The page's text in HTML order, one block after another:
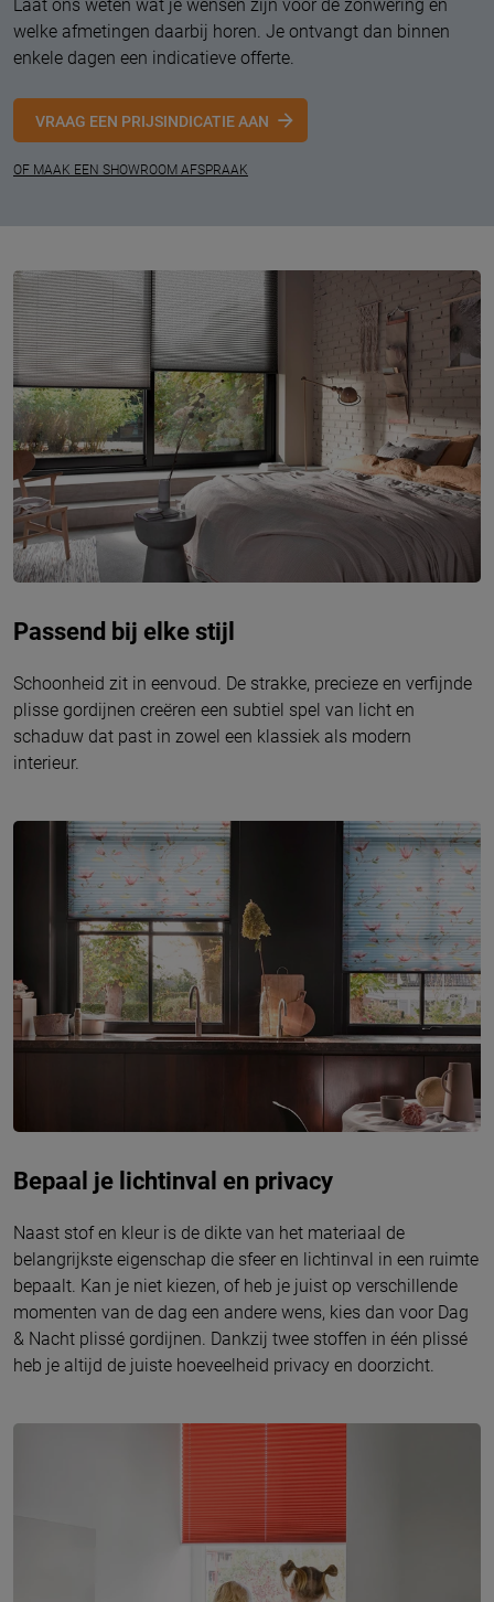
Laat ons weten wat je wensen zijn voor de zonwering en
welke afmetingen daarbij horen. Je ontvangt dan binnen
enkele dagen een indicatieve offerte.
VRAAG EEN PRIJSINDICATIE AAN
OF MAAK EEN SHOWROOM AFSPRAAK
Passend bij elke stijl
Schoonheid zit in eenvoud. De strakke, precieze en verfijnde
plisse gordijnen creëren een subtiel spel van licht en
schaduw dat past in zowel een klassiek als modern
interieur.
Bepaal je lichtinval en privacy
Naast stof en kleur is de dikte van het materiaal de
belangrijkste eigenschap die sfeer en lichtinval in een ruimte
bepaalt. Kan je niet kiezen, of heb je juist op verschillende
momenten van de dag een andere wens, kies dan voor Dag
& Nacht plissé gordijnen. Dankzij twee stoffen in één plissé
heb je altijd de juiste hoeveelheid privacy en doorzicht.